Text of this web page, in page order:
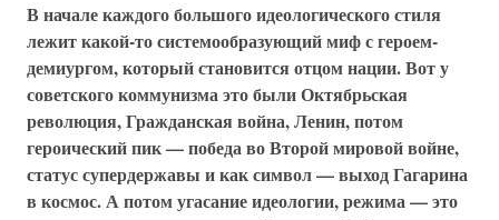
В начале каждого большого идеологического стиля
лежит какой-то системообразующий миф с героем-
демиургом, который становится отцом нации. Вот у
советского коммунизма это были Октябрьская
революция, Гражданская война, Ленин, потом
героический пик — победа во Второй мировой войне,
статус супердержавы и как символ — выход Гагарина
в космос. А потом угасание идеологии, режима — это